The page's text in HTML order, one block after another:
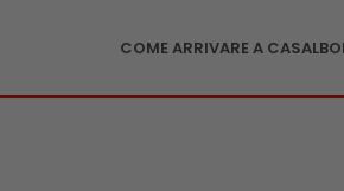
COME ARRIVARE A